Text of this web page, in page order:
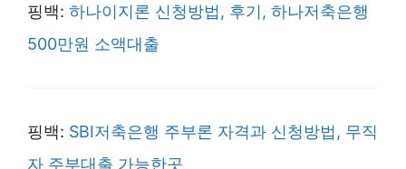
핑백: 하나이지론 신청방법, 후기, 하나저축은행
500만원 소액대출
핑백: SBI저축은행 주부론 자격과 신청방법, 무직
자 주부대출 가능한곳